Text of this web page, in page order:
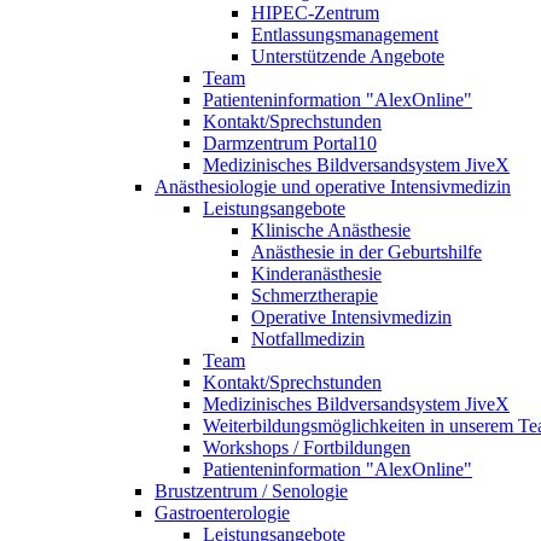
HIPEC-Zentrum
Entlassungsmanagement
Unterstützende Angebote
Team
Patienteninformation "AlexOnline"
Kontakt/Sprechstunden
Darmzentrum Portal10
Medizinisches Bildversandsystem JiveX
Anästhesiologie und operative Intensivmedizin
Leistungsangebote
Klinische Anästhesie
Anästhesie in der Geburtshilfe
Kinderanästhesie
Schmerztherapie
Operative Intensivmedizin
Notfallmedizin
Team
Kontakt/Sprechstunden
Medizinisches Bildversandsystem JiveX
Weiterbildungsmöglichkeiten in unserem
Workshops / Fortbildungen
Patienteninformation "AlexOnline"
Brustzentrum / Senologie
Gastroenterologie
Leistungsangebote